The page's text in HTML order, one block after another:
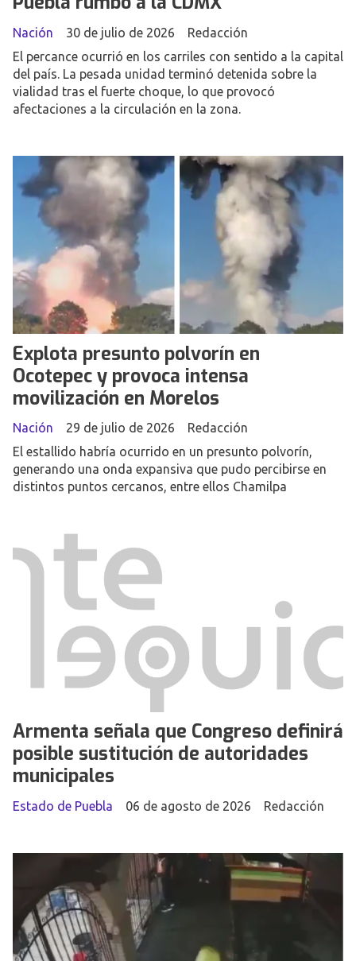
Redacción
Nación
30 de julio de 2026
El percance ocurrió en los carriles con sentido a la capital
del país. La pesada unidad terminó detenida sobre la
vialidad tras el fuerte choque, lo que provocó
afectaciones a la circulación en la zona.
Explota presunto polvorín en
Ocotepec y provoca intensa
movilización en Morelos
Redacción
Nación
29 de julio de 2026
El estallido habría ocurrido en un presunto polvorín,
generando una onda expansiva que pudo percibirse en
distintos puntos cercanos, entre ellos Chamilpa
Armenta señala que Congreso definirá
posible sustitución de autoridades
municipales
Redacción
Estado de Puebla 06 de agosto de 2026